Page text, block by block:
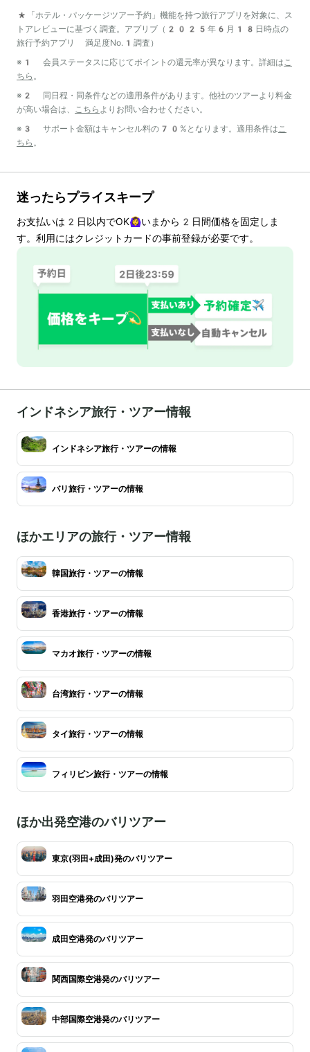
*「ホテル・パッケージツアー予約」機能を持つ旅行アプリを対象に、ス
トアレビューに基づく調査。アプリブ（2025年6月18日時点の
旅行予約アプリ 満足度No.1調査）
※1 会員ステータスに応じてポイントの還元率が異なります。詳細はこ
ちら 。
※2 同日程・同条件などの適用条件があります。他社のツアーより料金
が高い場合は、 こちら よりお問い合わせください。
※3 サポート金額はキャンセル料の70%となります。適用条件はこ
ちら 。
迷ったらプライスキープ
お支払いは 2 日以内でOK🙆‍♀️いまから 2 日間価格を固定しま
す。利用にはクレジットカードの事前登録が必要です。
インドネシア旅行・ツアー情報
インドネシア旅行・ツアーの情報
バリ旅行・ツアーの情報
ほかエリアの旅行・ツアー情報
韓国旅行・ツアーの情報
香港旅行・ツアーの情報
マカオ旅行・ツアーの情報
台湾旅行・ツアーの情報
タイ旅行・ツアーの情報
フィリピン旅行・ツアーの情報
ほか出発空港のバリツアー
東京(羽田+成田)発のバリツアー
羽田空港発のバリツアー
成田空港発のバリツアー
関西国際空港発のバリツアー
中部国際空港発のバリツアー